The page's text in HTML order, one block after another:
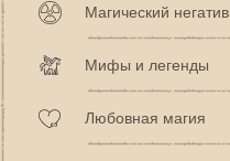
Магический негатив
Мифы и легенды
Любовная магия